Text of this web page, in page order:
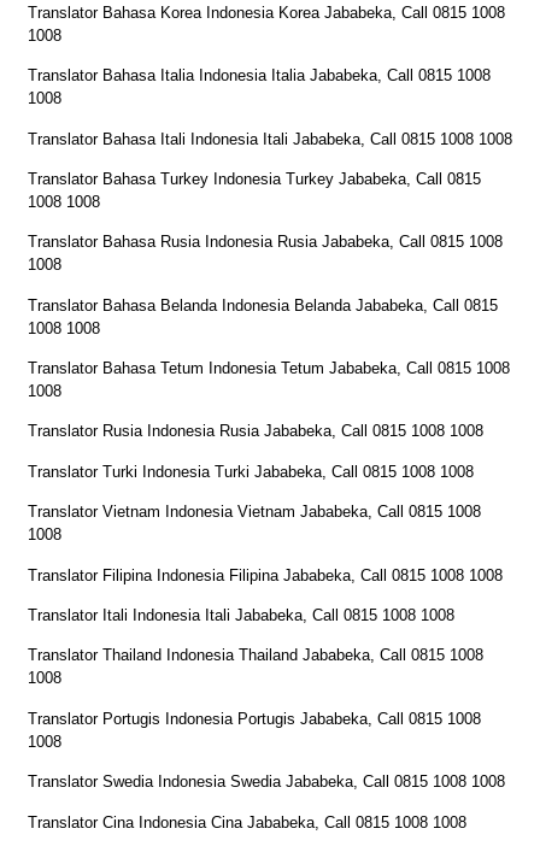
Translator Bahasa Korea Indonesia Korea Jababeka, Call 0815 1008
1008
Translator Bahasa Italia Indonesia Italia Jababeka, Call 0815 1008
1008
Translator Bahasa Itali Indonesia Itali Jababeka, Call 0815 1008 1008
Translator Bahasa Turkey Indonesia Turkey Jababeka, Call 0815
1008 1008
Translator Bahasa Rusia Indonesia Rusia Jababeka, Call 0815 1008
1008
Translator Bahasa Belanda Indonesia Belanda Jababeka, Call 0815
1008 1008
Translator Bahasa Tetum Indonesia Tetum Jababeka, Call 0815 1008
1008
Translator Rusia Indonesia Rusia Jababeka, Call 0815 1008 1008
Translator Turki Indonesia Turki Jababeka, Call 0815 1008 1008
Translator Vietnam Indonesia Vietnam Jababeka, Call 0815 1008
1008
Translator Filipina Indonesia Filipina Jababeka, Call 0815 1008 1008
Translator Itali Indonesia Itali Jababeka, Call 0815 1008 1008
Translator Thailand Indonesia Thailand Jababeka, Call 0815 1008
1008
Translator Portugis Indonesia Portugis Jababeka, Call 0815 1008
1008
Translator Swedia Indonesia Swedia Jababeka, Call 0815 1008 1008
Translator Cina Indonesia Cina Jababeka, Call 0815 1008 1008